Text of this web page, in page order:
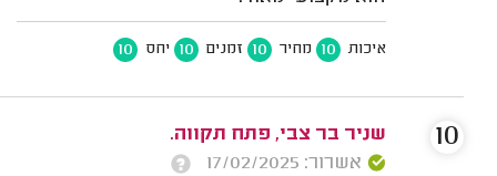
איכות 10 מחיר 10 זמנים 10 יחס 10
שניר בר צבי, פתח תקווה.
אשרור: 17/02/2025
10